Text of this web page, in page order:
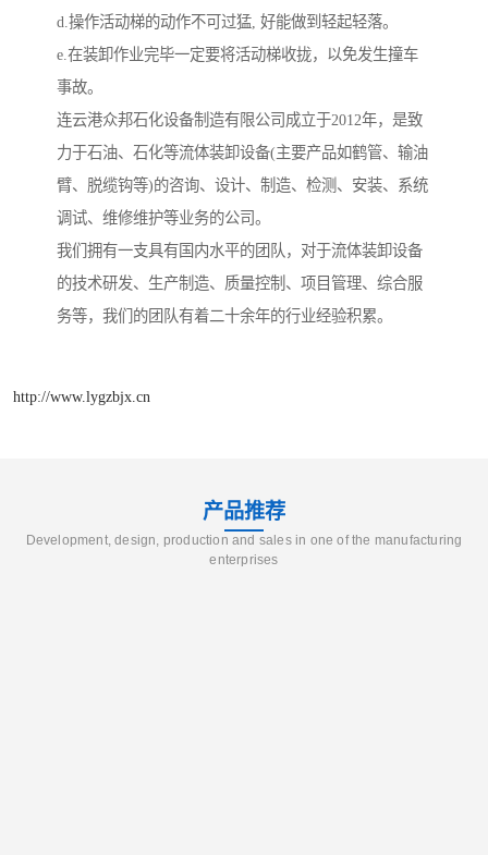
d.操作活动梯的动作不可过猛, 好能做到轻起轻落。
e.在装卸作业完毕一定要将活动梯收拢，以免发生撞车
事故。
连云港众邦石化设备制造有限公司成立于2012年，是致
力于石油、石化等流体装卸设备(主要产品如鹤管、输油
臂、脱缆钩等)的咨询、设计、制造、检测、安装、系统
调试、维修维护等业务的公司。
我们拥有一支具有国内水平的团队，对于流体装卸设备
的技术研发、生产制造、质量控制、项目管理、综合服
务等，我们的团队有着二十余年的行业经验积累。
http://www.lygzbjx.cn
产品推荐
Development, design, production and sales in one of the manufacturing
enterprises